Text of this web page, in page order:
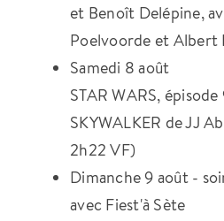
et Benoît Delépine,
Poelvoorde et Albert
Samedi 8 août
STAR WARS,
SKYWALKER de JJ
2h22 VF)
Dimanche 9 août -
avec Fiest'à Sète